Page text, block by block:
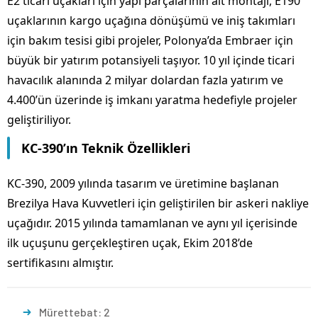
uçaklarının kargo uçağına dönüşümü ve iniş takımları
için bakım tesisi gibi projeler, Polonya’da Embraer için
büyük bir yatırım potansiyeli taşıyor. 10 yıl içinde ticari
havacılık alanında 2 milyar dolardan fazla yatırım ve
4.400’ün üzerinde iş imkanı yaratma hedefiyle projeler
geliştiriliyor.
KC-390’ın Teknik Özellikleri
KC-390, 2009 yılında tasarım ve üretimine başlanan
Brezilya Hava Kuvvetleri için geliştirilen bir askeri nakliye
uçağıdır. 2015 yılında tamamlanan ve aynı yıl içerisinde
ilk uçuşunu gerçekleştiren uçak, Ekim 2018’de
sertifikasını almıştır.
Mürettebat: 2